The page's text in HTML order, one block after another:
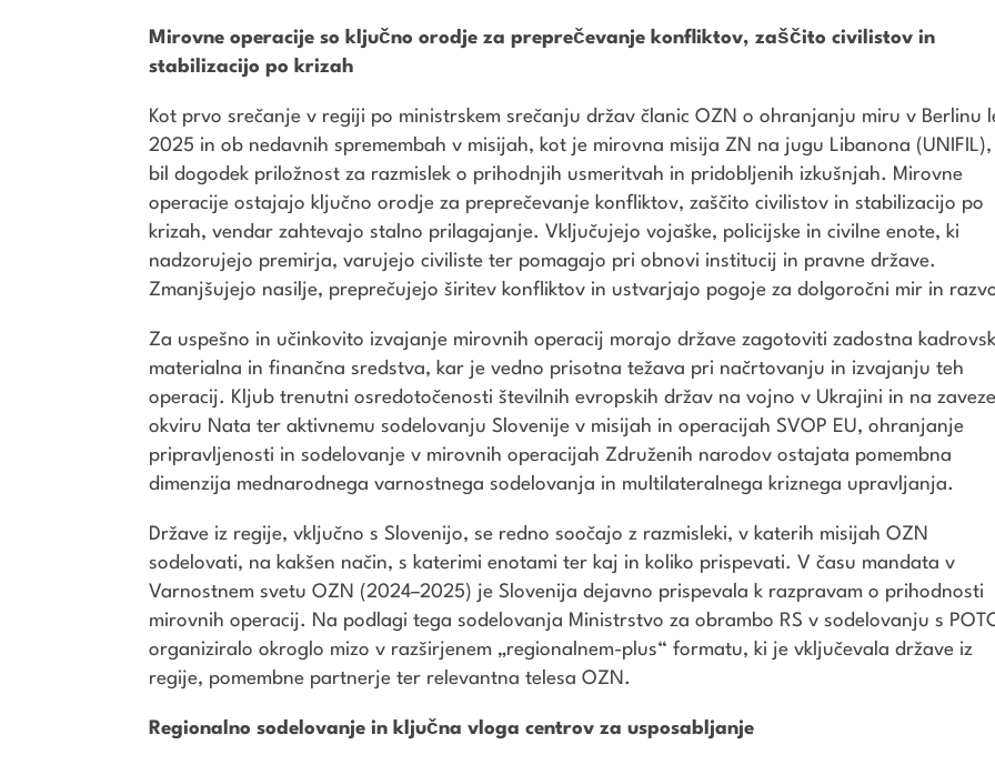
Mirovne operacije so ključno orodje za preprečevanje konfliktov, zaščito civilistov in
stabilizacijo po krizah
Kot prvo srečanje v regiji po ministrskem srečanju držav članic OZN o ohranjanju miru v Berlinu
2025 in ob nedavnih spremembah v misijah, kot je mirovna misija ZN na jugu Libanona
bil dogodek priložnost za razmislek o prihodnjih usmeritvah in pridobljenih izkušnjah. Mirovne
operacije ostajajo ključno orodje za preprečevanje konfliktov, zaščito civilistov in stabilizacijo po
krizah, vendar zahtevajo stalno prilagajanje. Vključujejo vojaške, policijske in civilne enote, ki
nadzorujejo premirja, varujejo civiliste ter pomagajo pri obnovi institucij in pravne države.
Zmanjšujejo nasilje, preprečujejo širitev konfliktov in ustvarjajo pogoje za dolgoročni mir in
Za uspešno in učinkovito izvajanje mirovnih operacij morajo države zagotoviti zadostna
materialna in finančna sredstva, kar je vedno prisotna težava pri načrtovanju in izvajanju teh
operacij. Kljub trenutni osredotočenosti številnih evropskih držav na vojno v Ukrajini in na
okviru Nata ter aktivnemu sodelovanju Slovenije v misijah in operacijah SVOP EU, ohranjanje
pripravljenosti in sodelovanje v mirovnih operacijah Združenih narodov ostajata pomembna
dimenzija mednarodnega varnostnega sodelovanja in multilateralnega kriznega upravljanja.
Države iz regije, vključno s Slovenijo, se redno soočajo z razmisleki, v katerih misijah OZN
sodelovati, na kakšen način, s katerimi enotami ter kaj in koliko prispevati. V času mandata v
Varnostnem svetu OZN (2024–2025) je Slovenija dejavno prispevala k razpravam o prihodnosti
mirovnih operacij. Na podlagi tega sodelovanja Ministrstvo za obrambo RS v sodelovanju s
organiziralo okroglo mizo v razširjenem „regionalnem-plus“ formatu, ki je vključevala države iz
regije, pomembne partnerje ter relevantna telesa OZN.
Regionalno sodelovanje in ključna vloga centrov za usposabljanje